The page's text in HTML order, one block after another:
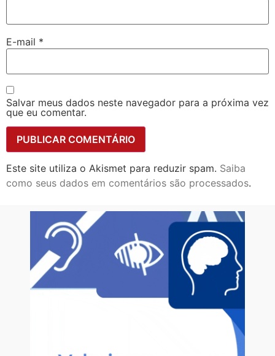
E-mail *
Salvar meus dados neste navegador para a próxima vez
que eu comentar.
Este site utiliza o Akismet para reduzir spam. Saiba
como seus dados em comentários são processados.